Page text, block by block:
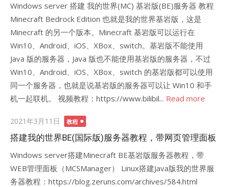
Windows server 搭建 我的世界(MC) 基岩版(BE)服务器 教程
Minecraft Bedrock Edition 也就是我的世界基岩版，这是
Minecraft 的另一个版本。Minecraft 基岩版可以运行在
Win10、Android、iOS、XBox、switch。基岩版不能使用
Java 版的服务器，Java 版也不能使用基岩版的服务器，不过
Win10、Android、iOS、XBox、switch 的基岩版都可以使用
同一个服务器，也就是说基岩版的服务器可以让 Win10 和手
机一起联机。 视频教程：https://www.bilibil... Read more
Posted
on
2021年3月11日 教程
搭建我的世界BE(国际版)服务器教程，带网页管理面板
Windows server搭建Minecraft BE基岩版服务器教程，带
WEB管理面板（MCSManager） Linux搭建Java版我的世界服
务器教程：https://blog.zeruns.com/archives/584.html